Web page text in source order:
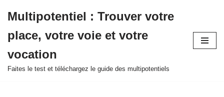
au
contenu
Multipotentiel : Trouver votre
place, votre voie et votre
vocation
Faites le test et téléchargez le guide des multipotentiels